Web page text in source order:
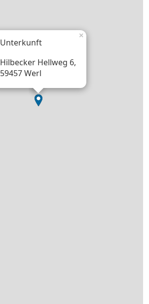
Unterkunft
Hilbecker Hellweg 6,
59457 Werl
×